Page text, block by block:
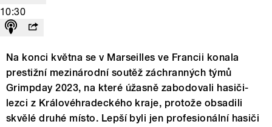
10:30
Na konci května se v Marseilles ve Francii konala
prestižní mezinárodní soutěž záchranných týmů
Grimpday 2023, na které úžasně zabodovali hasiči-
lezci z Královéhradeckého kraje, protože obsadili
skvělé druhé místo. Lepší byli jen profesionální hasiči